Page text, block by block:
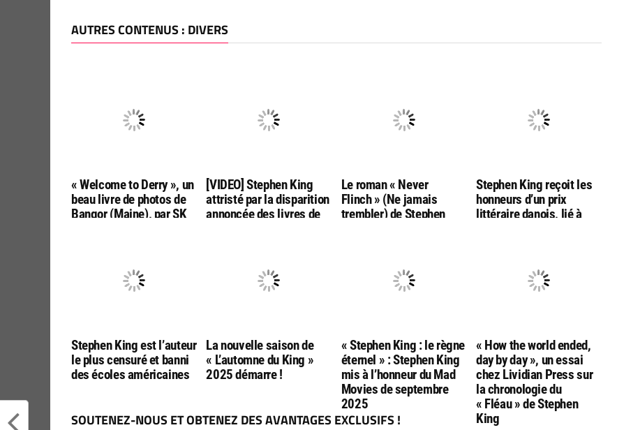
AUTRES CONTENUS : DIVERS
« Welcome to Derry », un
beau livre de photos de
Bangor (Maine), par SK
[VIDEO] Stephen King
attristé par la disparition
annoncée des livres de
Le roman « Never
Flinch » (Ne jamais
trembler) de Stephen
Stephen King reçoit les
honneurs d’un prix
littéraire danois, lié à
Stephen King est l’auteur
le plus censuré et banni
des écoles américaines
La nouvelle saison de
« L’automne du King »
2025 démarre !
« Stephen King : le règne
éternel » : Stephen King
mis à l’honneur du Mad
Movies de septembre
2025
« How the world ended,
day by day », un essai
chez Lividian Press sur
la chronologie du
« Fléau » de Stephen
King
SOUTENEZ-NOUS ET OBTENEZ DES AVANTAGES EXCLUSIFS !